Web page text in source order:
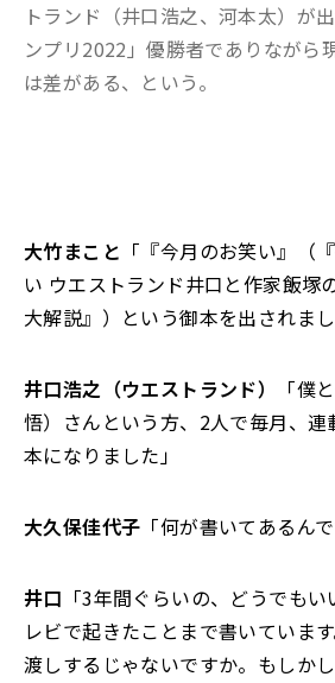
トランド（井口浩之、河本太）が
ンプリ2022」優勝者でありながら
は差がある、という。
大竹まこと 「『今月のお笑い』（
い ウエストランド井口と作家飯塚
大解説』）という御本を出されまし
井口浩之（ウエストランド）
「僕
悟）さんという方、2人で毎月、
本になりました」
大久保佳代子 「何が書いてあるん
井口 「3年間ぐらいの、どうでも
レビで起きたことまで書いていま
渡しするじゃないですか。もしか